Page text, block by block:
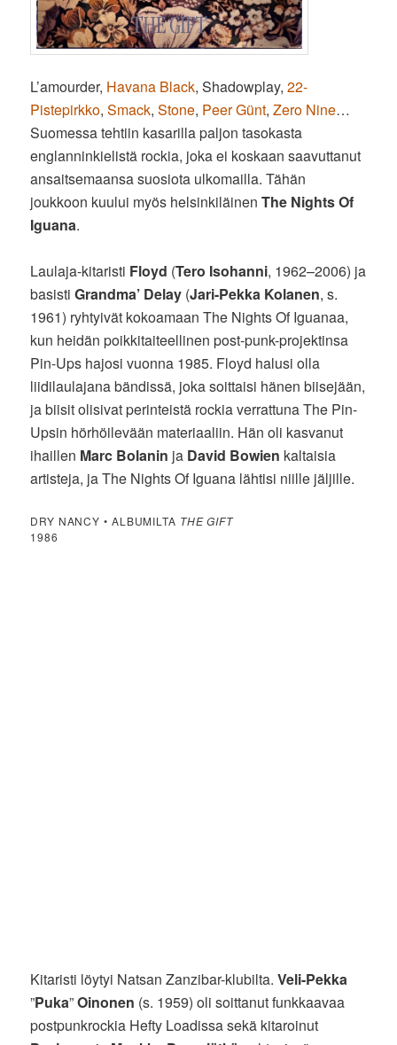
L’amourder, Havana Black, Shadowplay,22-
Pistepirkko,Smack,Stone, Peer Günt,Zero Nine…
Suomessa tehtiin kasarilla paljon tasokasta
englanninkielistä rockia, joka ei koskaan saavuttanut
ansaitsemaansa suosiota ulkomailla. Tähän
joukkoon kuului myös helsinkiläinenThe Nights Of
Iguana.
Laulaja-kitaristi Floyd (Tero Isohanni, 1962–2006) ja
basistiGrandma’ Delay (Jari-Pekka Kolanen, s.
1961) ryhtyivät kokoamaan The Nights Of Iguanaa,
kun heidän poikkitaiteellinen post-punk-projektinsa
Pin-Ups hajosi vuonna 1985. Floyd halusi olla
liidilaulajana bändissä, joka soittaisi hänen biisejään,
ja biisit olisivat perinteistä rockia verrattuna The Pin-
Upsin hörhöilevään materiaaliin. Hän oli kasvanut
ihaillen Marc Bolanin ja David Bowien kaltaisia
artisteja, ja The Nights Of Iguana lähtisi niille jäljille.
DRY NANCY • ALBUMILTA THE GIFT
1986
Kitaristi löytyi Natsan Zanzibar-klubilta.Veli-Pekka
”Puka”Oinonen (s. 1959) oli soittanut funkkaavaa
postpunkrockia Hefty Loadissa sekä kitaroinut